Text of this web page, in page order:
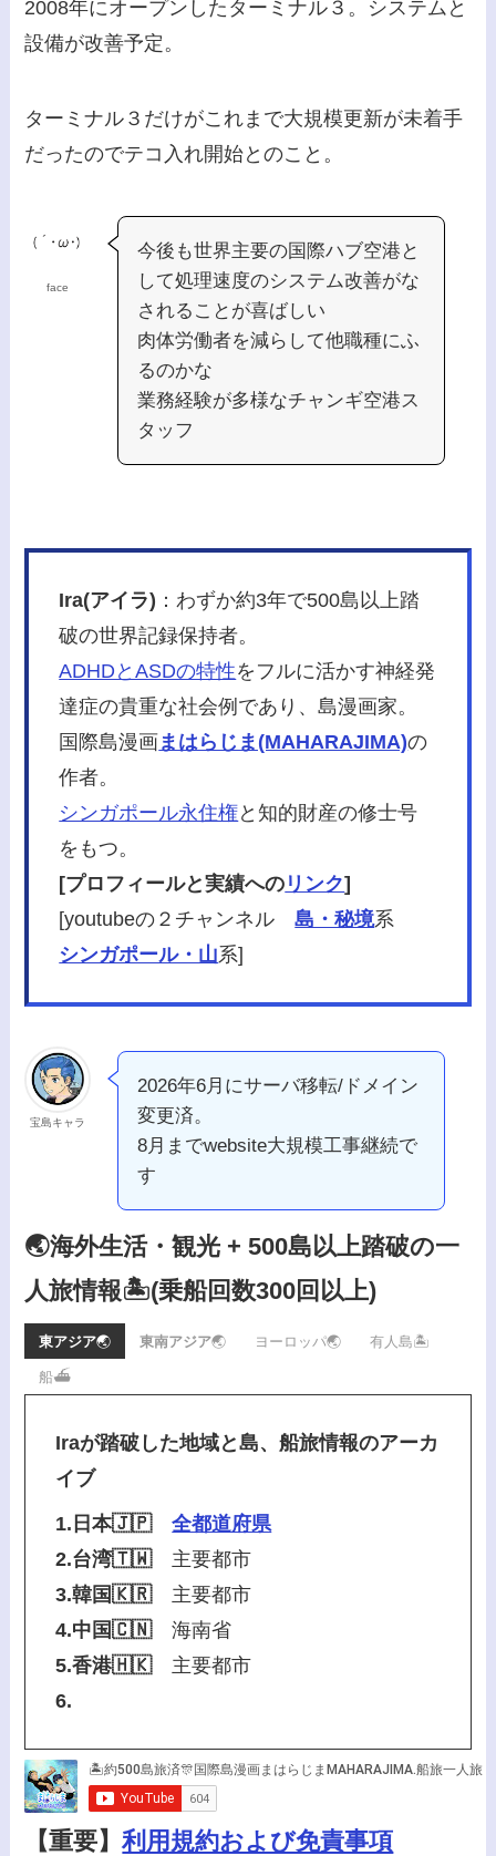
2008年にオープンしたターミナル３。システムと
設備が改善予定。
ターミナル３だけがこれまで大規模更新が未着手
だったのでテコ入れ開始とのこと。
face
今後も世界主要の国際ハブ空港と
して処理速度のシステム改善がな
されることが喜ばしい
肉体労働者を減らして他職種にふ
るのかな
業務経験が多様なチャンギ空港ス
タッフ
Ira(アイラ) ：わずか約3年で500島以上踏
破の世界記録保持者。
ADHDとASDの特性をフルに活かす神経発
達症の貴重な社会例であり、島漫画家。
国際島漫画 まはらじま(MAHARAJIMA)の
作者。
シンガポール永住権と知的財産の修士号
をもつ。
[プロフィールと実績への リンク]
[youtubeの２チャンネル島・秘境系
シンガポール・山系]
宝島キャラ
2026年6月にサーバ移転/ドメイン
変更済。
8月までwebsite大規模工事継続で
す
🌏海外生活・観光 + 500島以上踏破の一
人旅情報🏝️(乗船回数300回以上)
東アジア🌏 東南アジア🌏 ヨーロッパ🌏 有人島🏝️
船⛴️
Iraが踏破した地域と島、船旅情報のアーカ
イブ
1.日本🇯🇵
全都道府県
2.台湾🇹🇼主要都市
3.韓国🇰🇷主要都市
4.中国🇨🇳海南省
5.香港🇭🇰主要都市
6.
【重要】利用規約および免責事項